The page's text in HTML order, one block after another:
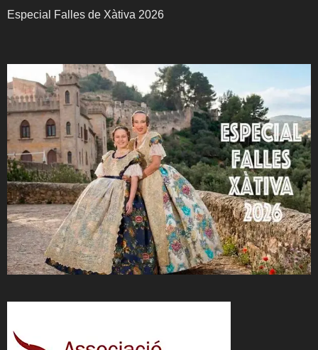
Especial Falles de Xàtiva 2026